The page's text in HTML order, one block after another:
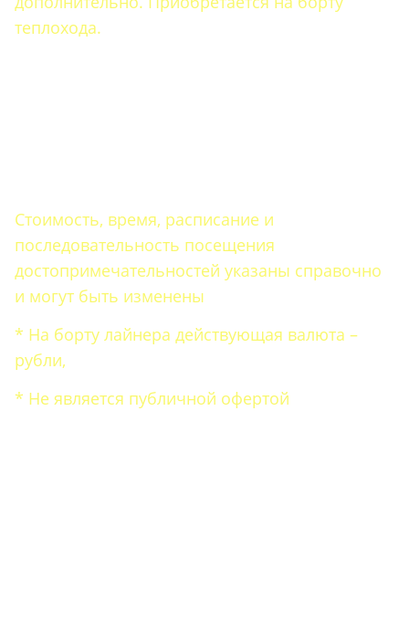
теплохода.
Стоимость, время, расписание и
последовательность посещения
достопримечательностей указаны справочно
и могут быть изменены
* На борту лайнера действующая валюта –
рубли,
* Не является публичной офертой